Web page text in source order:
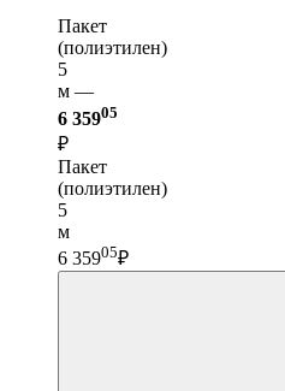
Пакет
(полиэтилен)
5
м —
6 35905
₽
Пакет
(полиэтилен)
5
м
6 35905₽